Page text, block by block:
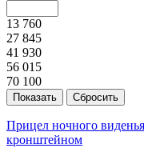
13 760
27 845
41 930
56 015
70 100
Прицел ночного
кронштейном